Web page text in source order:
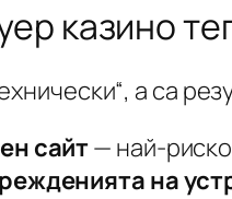
казино
а са
сайт— най-
на